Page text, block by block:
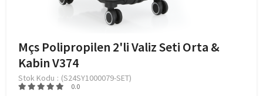
Mçs Polipropilen 2'li Valiz Seti Orta &
Kabin V374
Stok Kodu (S24SY1000079-SET)
0.0